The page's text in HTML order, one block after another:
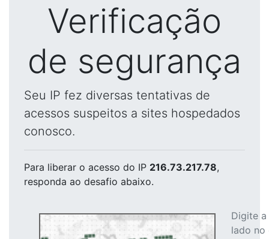
Verificação
de segurança
Seu IP fez diversas tentativas de
acessos suspeitos a sites hospedados
conosco.
Para liberar o acesso do IP 216.73.217.78,
responda ao desafio abaixo.
Digite
lado no